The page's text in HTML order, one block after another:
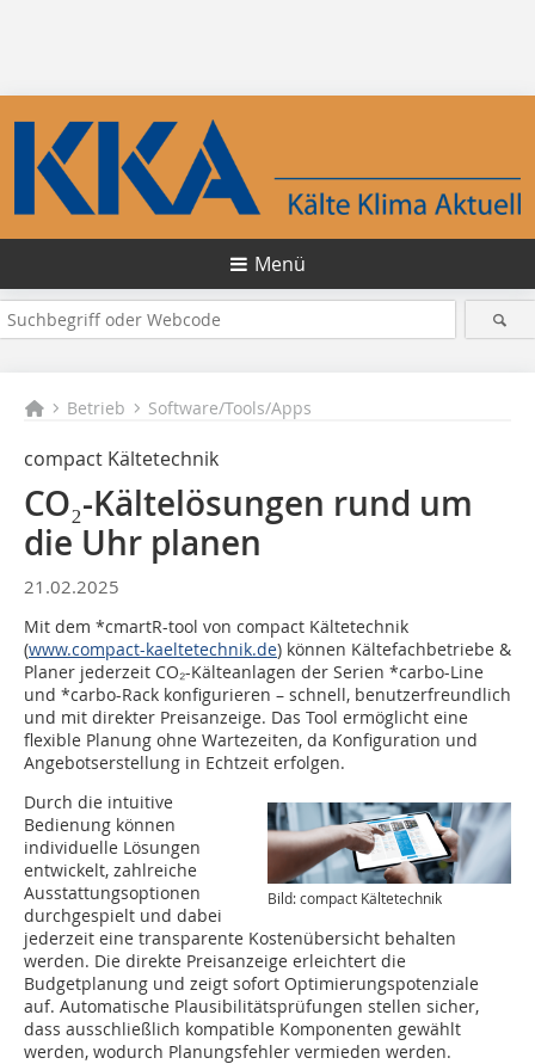
Menü
Betrieb Software/Tools/Apps
compact Kältetechnik
CO₂-Kältelösungen rund um
die Uhr planen
21.02.2025
Mit dem *cmartR-tool von compact Kältetechnik
(www.compact-kaeltetechnik.de) können Kältefachbetriebe &
Planer jederzeit CO₂-Kälteanlagen der Serien *carbo-Line
und *carbo-Rack konfigurieren – schnell, benutzerfreundlich
und mit direkter Preisanzeige. Das Tool ermöglicht eine
flexible Planung ohne Wartezeiten, da Konfiguration und
Angebotserstellung in Echtzeit erfolgen.
Bild: compact Kältetechnik
Durch die intuitive
Bedienung können
individuelle Lösungen
entwickelt, zahlreiche
Ausstattungsoptionen
durchgespielt und dabei
jederzeit eine transparente Kostenübersicht behalten
werden. Die direkte Preisanzeige erleichtert die
Budgetplanung und zeigt sofort Optimierungspotenziale
auf. Automatische Plausibilitätsprüfungen stellen sicher,
dass ausschließlich kompatible Komponenten gewählt
werden, wodurch Planungsfehler vermieden werden.